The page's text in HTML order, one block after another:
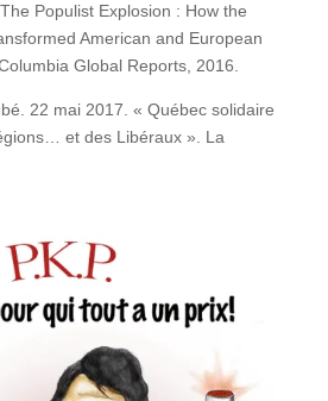
Populist Explosion : How the
American and European
Global Reports, 2016.
22 mai 2017. « Québec solidaire
et des Libéraux ». La